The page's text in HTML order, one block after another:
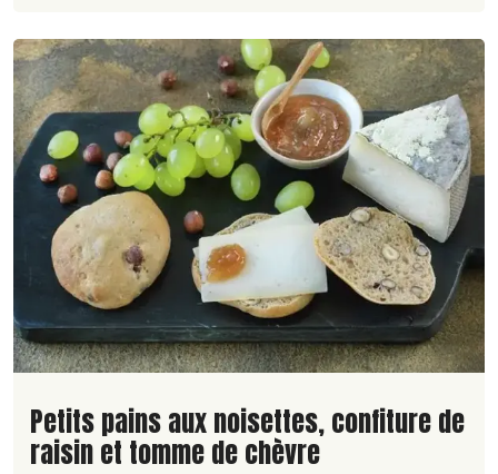
Lire la suite de la recette
Petits pains aux noisettes, confiture de
raisin et tomme de chèvre